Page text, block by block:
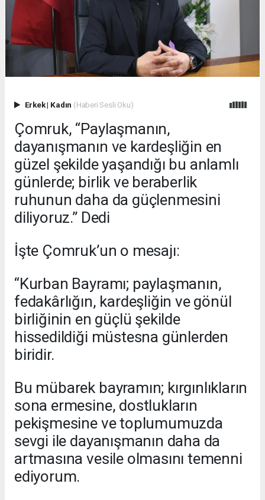
Erkek| Kadın (Haberi Sesli Oku)
Çomruk, “Paylaşmanın,
dayanışmanın ve kardeşliğin en
güzel şekilde yaşandığı bu anlamlı
günlerde; birlik ve beraberlik
ruhunun daha da güçlenmesini
diliyoruz.” Dedi
İşte Çomruk’un o mesajı:
“Kurban Bayramı; paylaşmanın,
fedakârlığın, kardeşliğin ve gönül
birliğinin en güçlü şekilde
hissedildiği müstesna günlerden
biridir.
Bu mübarek bayramın; kırgınlıkların
sona ermesine, dostlukların
pekişmesine ve toplumumuzda
sevgi ile dayanışmanın daha da
artmasına vesile olmasını temenni
ediyorum.